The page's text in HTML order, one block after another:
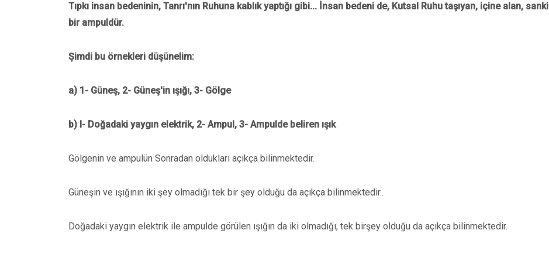
Tıpkı insan bedeninin, Tanrı'nın Ruhuna kablık yaptığı gibi... İnsan bedeni de, Kutsal Ruhu taşıyan, içine alan, sanki
bir ampuldür.
Şimdi bu örnekleri düşünelim:
a) 1- Güneş, 2- Güneş'in ışığı, 3- Gölge
b) l- Doğadaki yaygın elektrik, 2- Ampul, 3- Ampulde beliren ışık
Gölgenin ve ampulün Sonradan oldukları açıkça bilinmektedir.
Güneşin ve ışığının iki şey olmadığı tek bir şey olduğu da açıkça bilinmektedir..
Doğadaki yaygın elektrik ile ampulde görülen ışığın da iki olmadığı, tek birşey olduğu da açıkça bilinmektedir.